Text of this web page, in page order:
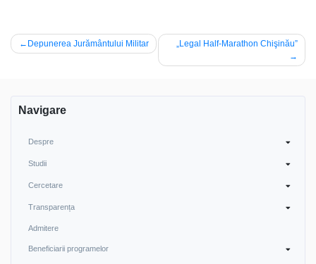
PostDepunerea Jurământului Militar „Legal Half-Marathon Chişinău”
Navigare
Despre
Studii
Cercetare
Transparența
Admitere
Beneficiarii programelor